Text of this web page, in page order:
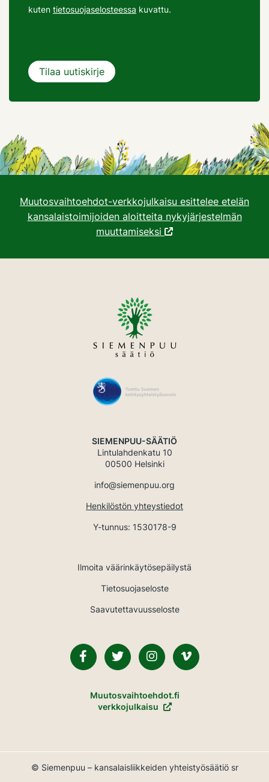
kuten tietosuojaselosteessa kuvattu.
Muutosvaihtoehdot-verkkojulkaisu esittelee etelän
kansalaistoimijoiden aloitteita nykyjärjestelmän
muuttamiseksi
SIEMENPUU-SÄÄTIÖ
Lintulahdenkatu 10
00500 Helsinki
info@siemenpuu.org
Henkilöstön yhteystiedot
Y-tunnus: 1530178-9
Ilmoita väärinkäytösepäilystä
Tietosuojaseloste
Saavutettavuusseloste
FacebookTwitter InstagramVimeo
Muutosvaihtoehdot.fi
verkkojulkaisu
© Siemenpuu – kansalaisliikkeiden yhteistyösäätiö sr